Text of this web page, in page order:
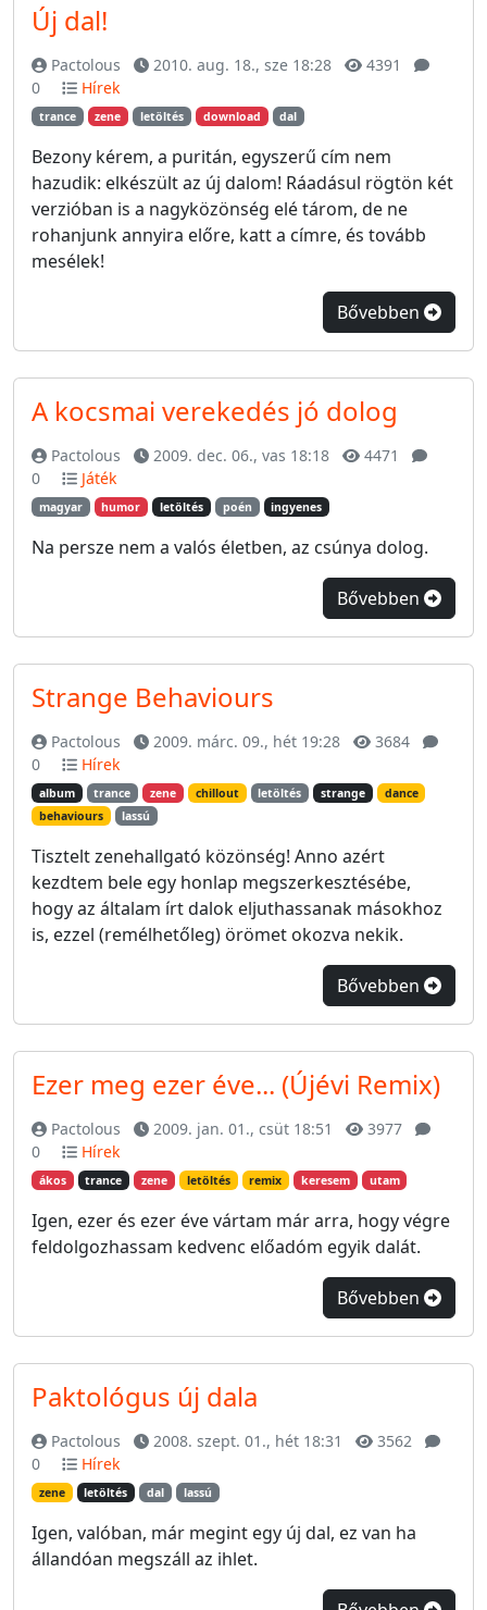
Új dal!
Pactolous 2010. aug. 18., sze 18:28
4391
0
Hírek
trance zene letöltés download dal
Bezony kérem, a puritán, egyszerű cím nem
hazudik: elkészült az új dalom! Ráadásul rögtön két
verzióban is a nagyközönség elé tárom, de ne
rohanjunk annyira előre, katt a címre, és tovább
mesélek!
Bővebben
A kocsmai verekedés jó dolog
Pactolous 2009. dec. 06., vas 18:18
4471
0
Játék
magyar humor letöltés poén ingyenes
Na persze nem a valós életben, az csúnya dolog.
Bővebben
Strange Behaviours
Pactolous 2009. márc. 09., hét 19:28
3684
0
Hírek
album trance zene chillout letöltés strange
dance
behaviours
lassú
Tisztelt zenehallgató közönség! Anno azért
kezdtem bele egy honlap megszerkesztésébe,
hogy az általam írt dalok eljuthassanak másokhoz
is, ezzel (remélhetőleg) örömet okozva nekik.
Bővebben
Ezer meg ezer éve... (Újévi Remix)
Pactolous 2009. jan. 01., csüt 18:51
3977
0
Hírek
ákos trance zene letöltés remix keresem utam
Igen, ezer és ezer éve vártam már arra, hogy végre
feldolgozhassam kedvenc előadóm egyik dalát.
Bővebben
Paktológus új dala
Pactolous 2008. szept. 01., hét 18:31
3562
0
Hírek
zene letöltés dal lassú
Igen, valóban, már megint egy új dal, ez van ha
állandóan megszáll az ihlet.